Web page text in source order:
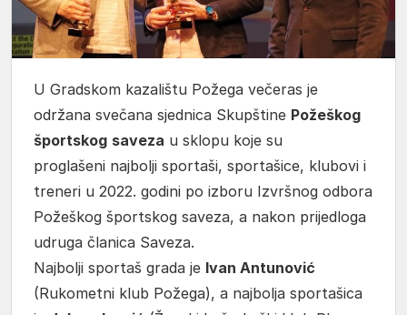
U Gradskom kazalištu Požega večeras je
održana svečana sjednica Skupštine Požeškog
športskog saveza u sklopu koje su
proglašeni najbolji sportaši, sportašice, klubovi i
treneri u 2022. godini po izboru Izvršnog odbora
Požeškog športskog saveza, a nakon prijedloga
udruga članica Saveza.
Najbolji sportaš grada je Ivan Antunović
(Rukometni klub Požega), a najbolja sportašica